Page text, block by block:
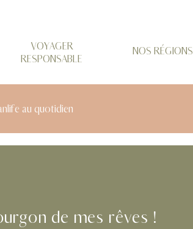
VOYAGER
RESPONSABLE
NOS RÉGIONS
au quotidien
de mes rêves !